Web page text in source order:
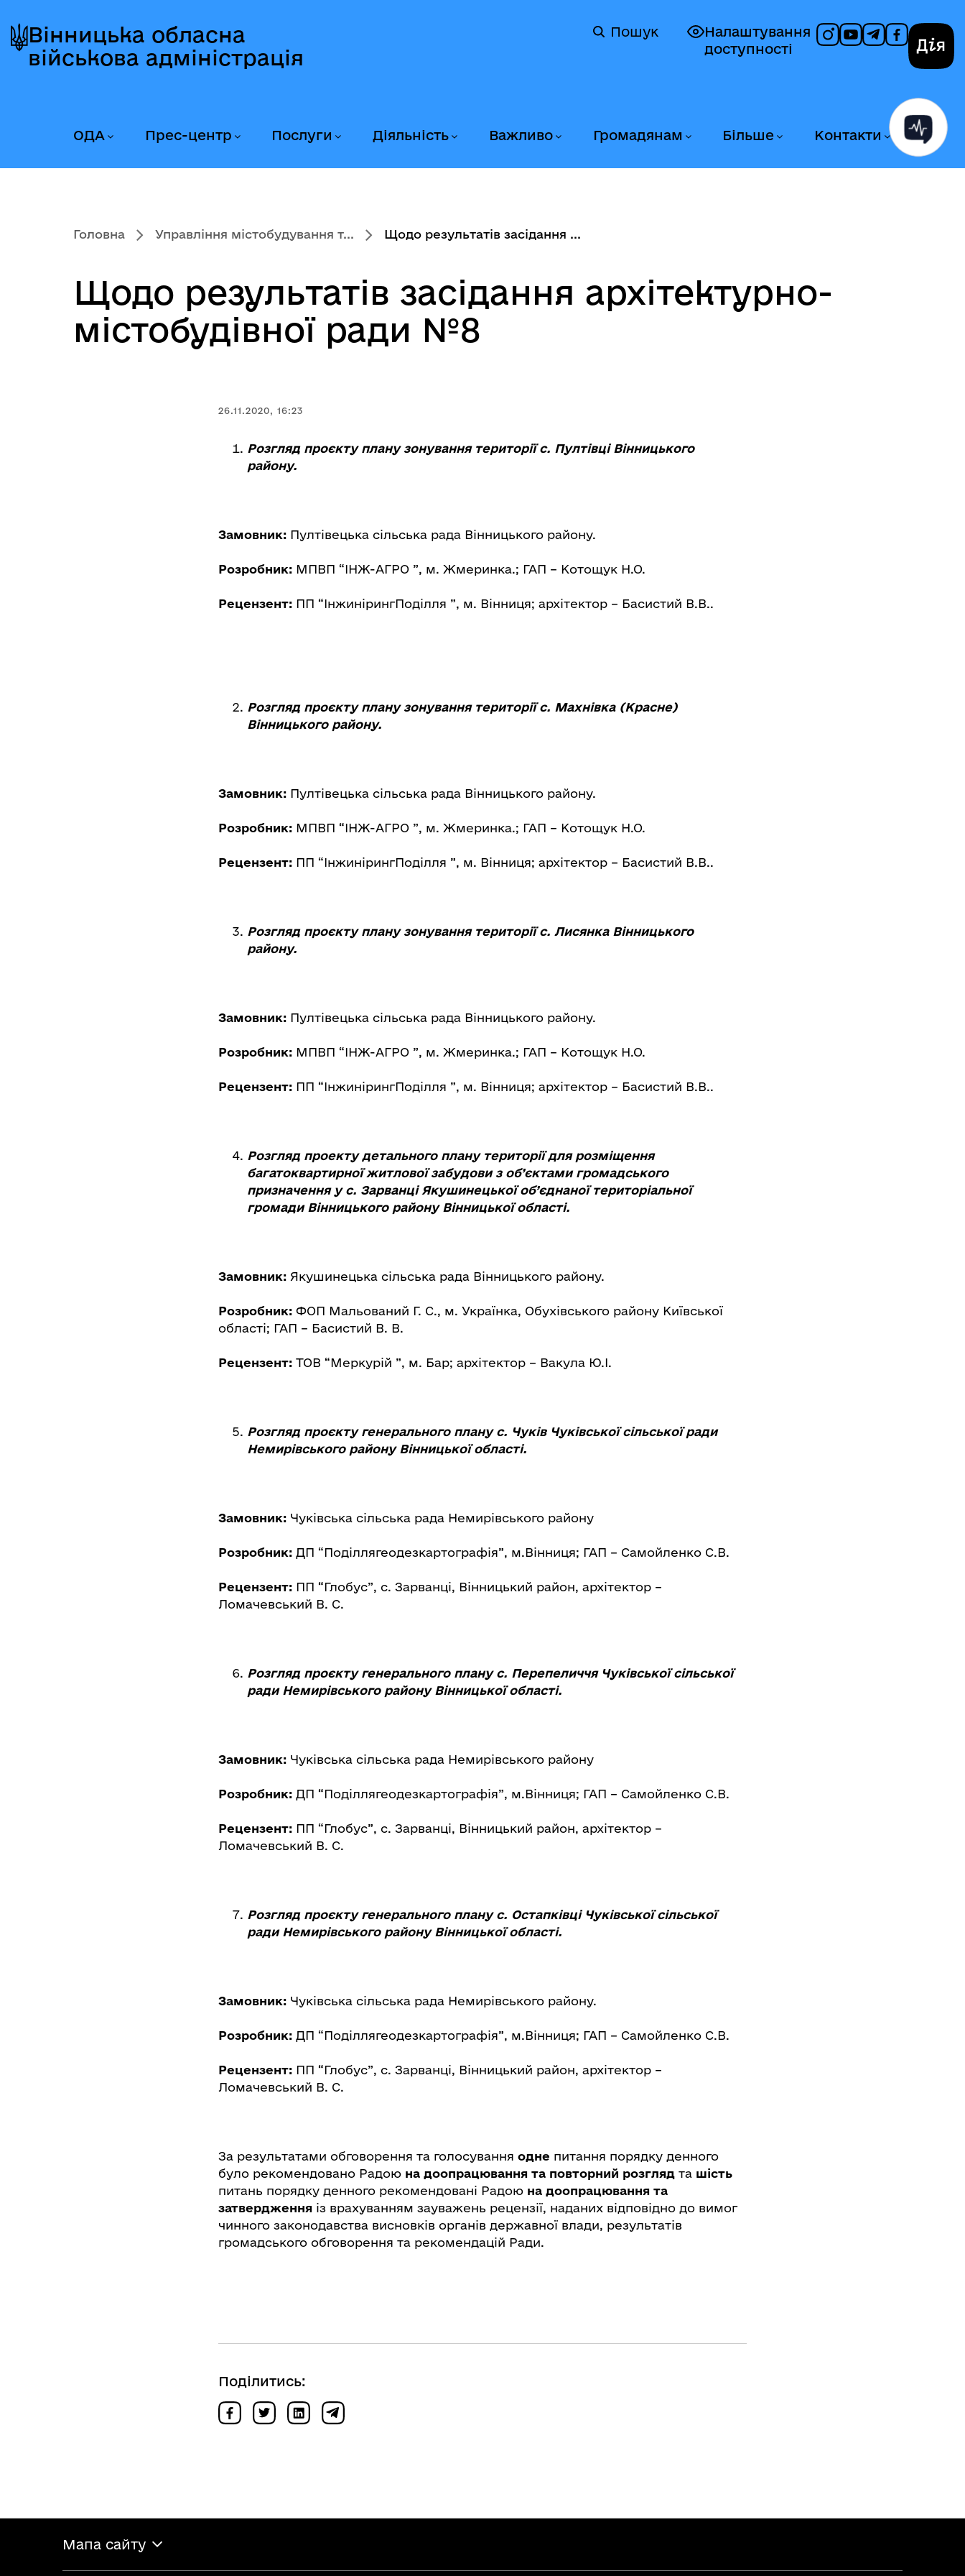
до
головного
до
головного
вмісту
до
головного
колонтитула
Вінницька обласна
військова адміністрація
Налаштування
доступності
Пошук
ОДА Прес-центр Послуги Діяльність Важливо Громадянам Більше Контакти
Головна Управління містобудування т... Щодо результатів засідання ...
Щодо результатів засідання архітектурно-
містобудівної ради №8
26.11.2020, 16:23
Розгляд проєкту плану зонування території с. Пултівці Вінницького
району.
Замовник: Пултівецька сільська рада Вінницького району.
Розробник: МПВП “ІНЖ-АГРО ”, м. Жмеринка.; ГАП – Котощук Н.О.
Рецензент: ПП “ІнжинірингПоділля ”, м. Вінниця; архітектор – Басистий В.В..
Розгляд проєкту плану зонування території с. Махнівка (Красне)
Вінницького району.
Замовник: Пултівецька сільська рада Вінницького району.
Розробник: МПВП “ІНЖ-АГРО ”, м. Жмеринка.; ГАП – Котощук Н.О.
Рецензент: ПП “ІнжинірингПоділля ”, м. Вінниця; архітектор – Басистий В.В..
Розгляд проєкту плану зонування території с. Лисянка Вінницького
району.
Замовник: Пултівецька сільська рада Вінницького району.
Розробник: МПВП “ІНЖ-АГРО ”, м. Жмеринка.; ГАП – Котощук Н.О.
Рецензент: ПП “ІнжинірингПоділля ”, м. Вінниця; архітектор – Басистий В.В..
Розгляд проекту детального плану території для розміщення
багатоквартирної житлової забудови з об’єктами громадського
призначення у с. Зарванці Якушинецької об’єднаної територіальної
громади Вінницького району Вінницької області.
Замовник: Якушинецька сільська рада Вінницького району.
Розробник: ФОП Мальований Г. С., м. Українка, Обухівського району Київської
області; ГАП – Басистий В. В.
Рецензент: ТОВ “Меркурій ”, м. Бар; архітектор – Вакула Ю.І.
Розгляд проєкту генерального плану с. Чуків Чуківської сільської ради
Немирівського району Вінницької області.
Замовник: Чуківська сільська рада Немирівського району
Розробник: ДП “Поділлягеодезкартографія”, м.Вінниця; ГАП – Самойленко С.В.
Рецензент: ПП “Глобус”, с. Зарванці, Вінницький район, архітектор –
Ломачевський В. С.
Розгляд проєкту генерального плану с. Перепеличчя Чуківської сільської
ради Немирівського району Вінницької області.
Замовник: Чуківська сільська рада Немирівського району
Розробник: ДП “Поділлягеодезкартографія”, м.Вінниця; ГАП – Самойленко С.В.
Рецензент: ПП “Глобус”, с. Зарванці, Вінницький район, архітектор –
Ломачевський В. С.
Розгляд проєкту генерального плану с. Остапківці Чуківської сільської
ради Немирівського району Вінницької області.
Замовник: Чуківська сільська рада Немирівського району.
Розробник: ДП “Поділлягеодезкартографія”, м.Вінниця; ГАП – Самойленко С.В.
Рецензент: ПП “Глобус”, с. Зарванці, Вінницький район, архітектор –
Ломачевський В. С.
За результатами обговорення та голосування одне питання порядку денного
було рекомендовано Радою на доопрацювання та повторний розгляд та шість
питань порядку денного рекомендовані Радою на доопрацювання та
затвердження із врахуванням зауважень рецензії, наданих відповідно до вимог
чинного законодавства висновків органів державної влади, результатів
громадського обговорення та рекомендацій Ради.
Поділитись:
Мапа сайту